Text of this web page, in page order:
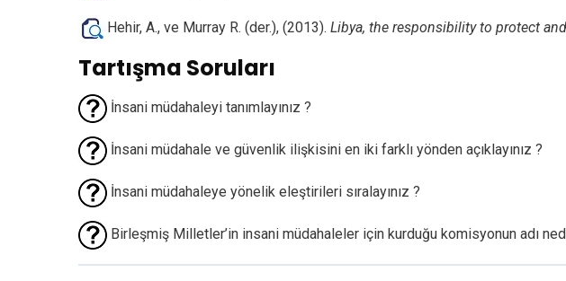
Hehir, A., ve Murray R. (der.), (2013). Libya, the responsibility to protect
Tartışma Soruları
İnsani müdahaleyi tanımlayınız ?
İnsani müdahale ve güvenlik ilişkisini en iki farklı yönden açıklayınız ?
İnsani müdahaleye yönelik eleştirileri sıralayınız ?
Birleşmiş Milletler’in insani müdahaleler için kurduğu komisyonun adı